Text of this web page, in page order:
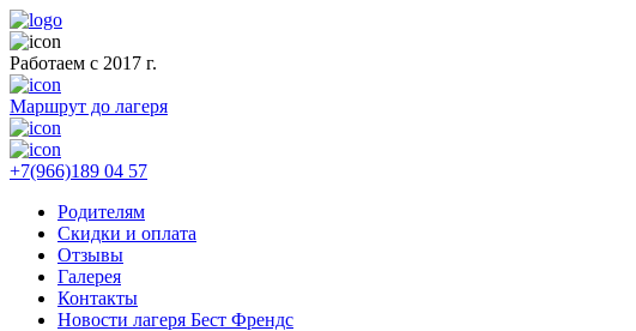
Работаем с 2017 г.
Маршрут до лагеря
+7(966)189 04 57
Родителям
Скидки и оплата
Отзывы
Галерея
Контакты
Новости лагеря Бест Френдс